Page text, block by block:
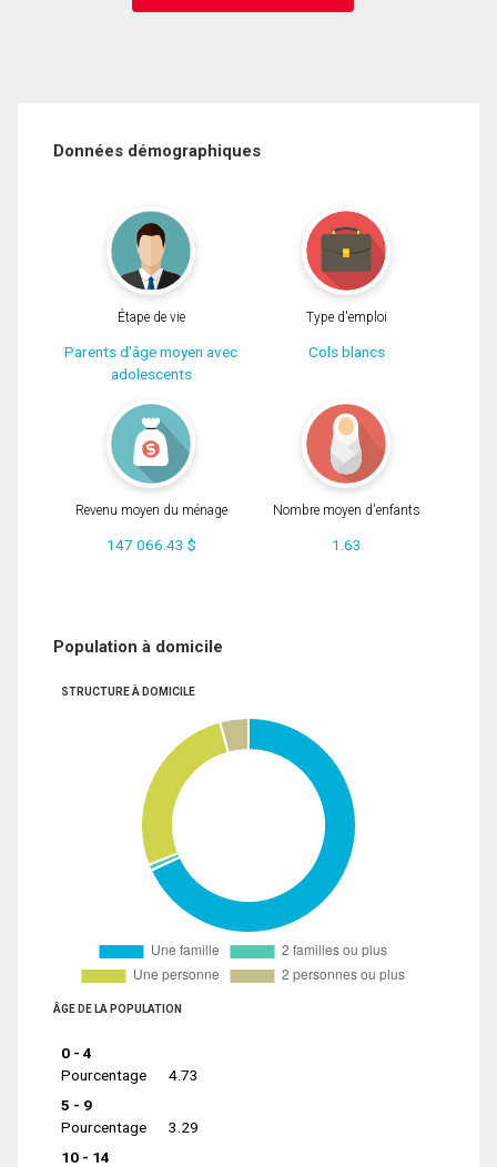
Données démographiques
Étape de vie
Parents d'âge moyen avec
adolescents
Type d'emploi
Cols blancs
Revenu moyen du ménage
147 066.43 $
Nombre moyen d'enfants
1.63
Population à domicile
STRUCTURE À DOMICILE
ÂGE DE LA POPULATION
0 - 4
Pourcentage
4.73
5 - 9
Pourcentage
3.29
10 - 14